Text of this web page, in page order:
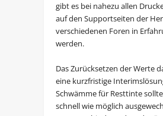
gibt es bei nahezu allen
auf den Supportseiten der
verschiedenen Foren in
werden.
Das Zurücksetzen der Werte
eine kurzfristige
Schwämme für Resttinte
schnell wie möglich